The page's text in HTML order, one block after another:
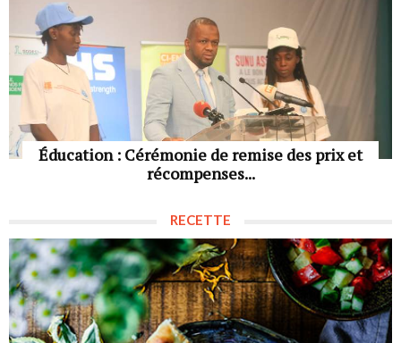
Éducation : Cérémonie de remise des prix et
récompenses...
RECETTE